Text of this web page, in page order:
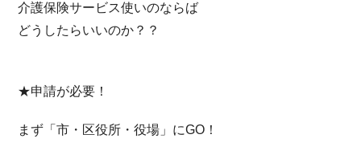
介護保険サービス使いのならば
どうしたらいいのか？？
★申請が必要！
まず「市・区役所・役場」にGO！